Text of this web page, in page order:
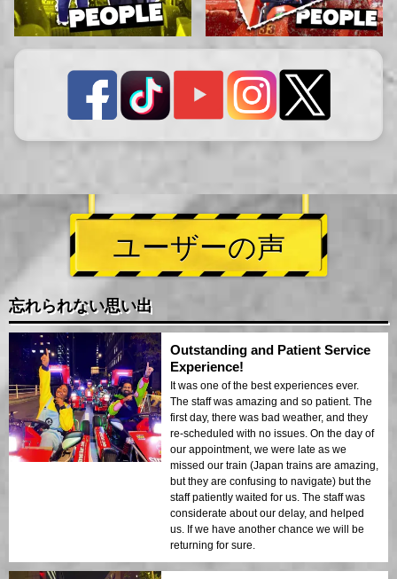
ユーザーの声
忘れられない思い出
Outstanding and Patient Service
Experience!
It was one of the best experiences ever.
The staff was amazing and so patient. The
first day, there was bad weather, and they
re-scheduled with no issues. On the day of
our appointment, we were late as we
missed our train (Japan trains are amazing,
but they are confusing to navigate) but the
staff patiently waited for us. The staff was
considerate about our delay, and helped
us. If we have another chance we will be
returning for sure.